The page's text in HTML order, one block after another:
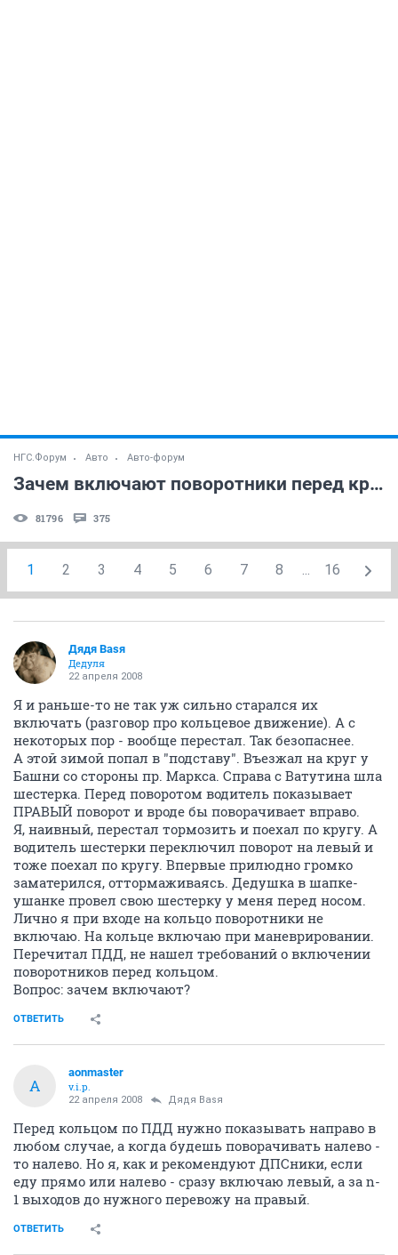
НГС.Форум Авто Авто-форум
Зачем включают поворотники перед кругом?
81796 375
1 2 3 4 5 6 7 8 ... 16
Дядя Ваsя
Дедуля
22 апреля 2008
Я и раньше-то не так уж сильно старался их
включать (разговор про кольцевое движение). А с
некоторых пор - вообще перестал. Так безопаснее.
А этой зимой попал в "подставу". Въезжал на круг у
Башни со стороны пр. Маркса. Справа с Ватутина шла
шестерка. Перед поворотом водитель показывает
ПРАВЫЙ поворот и вроде бы поворачивает вправо.
Я, наивный, перестал тормозить и поехал по кругу. А
водитель шестерки переключил поворот на левый и
тоже поехал по кругу. Впервые прилюдно громко
заматерился, оттормаживаясь. Дедушка в шапке-
ушанке провел свою шестерку у меня перед носом.
Лично я при входе на кольцо поворотники не
включаю. На кольце включаю при маневрировании.
Перечитал ПДД, не нашел требований о включении
поворотников перед кольцом.
Вопрос: зачем включают?
ОТВЕТИТЬ
A
aonmaster
v.i.p.
22 апреля 2008 Дядя Ваsя
Перед кольцом по ПДД нужно показывать направо в
любом случае, а когда будешь поворачивать налево -
то налево. Но я, как и рекомендуют ДПСники, если
еду прямо или налево - сразу включаю левый, а за n-
1 выходов до нужного перевожу на правый.
ОТВЕТИТЬ